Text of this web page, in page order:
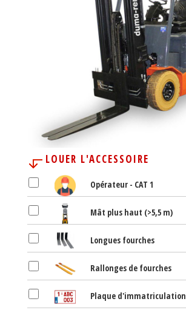
LOUER L'ACCESSOIRE
Opérateur - CAT 1
Mât plus haut (>5,5 m)
Longues fourches
Rallonges de fourches
Plaque d'immatriculation